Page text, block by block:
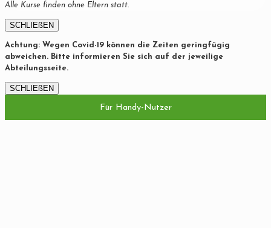
Alle Kurse finden ohne Eltern statt.
SCHLIEßEN
Achtung: Wegen Covid-19 können die Zeiten geringfügig
abweichen. Bitte informieren Sie sich auf der jeweilige
Abteilungsseite.
SCHLIEßEN
Für Handy-Nutzer